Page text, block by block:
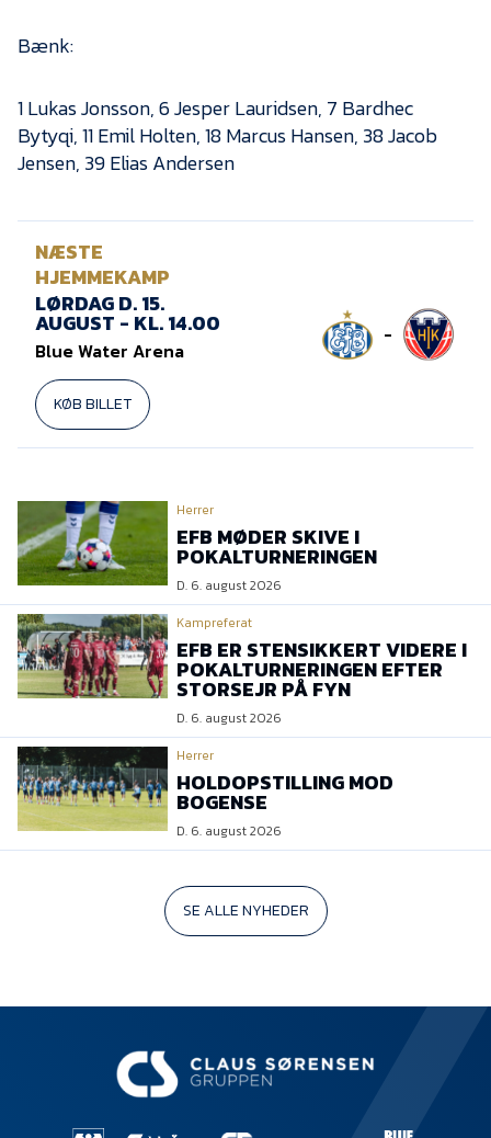
Bænk:
1 Lukas Jonsson, 6 Jesper Lauridsen, 7 Bardhec
Bytyqi, 11 Emil Holten, 18 Marcus Hansen, 38 Jacob
Jensen, 39 Elias Andersen
NÆSTE
HJEMMEKAMP
LØRDAG D. 15.
AUGUST - KL. 14.00
Blue Water Arena
KØB BILLET
-
Herrer
EFB MØDER SKIVE I
POKALTURNERINGEN
D. 6. august 2026
Kampreferat
EFB ER STENSIKKERT VIDERE I
POKALTURNERINGEN EFTER
STORSEJR PÅ FYN
D. 6. august 2026
Herrer
HOLDOPSTILLING MOD
BOGENSE
D. 6. august 2026
SE ALLE NYHEDER